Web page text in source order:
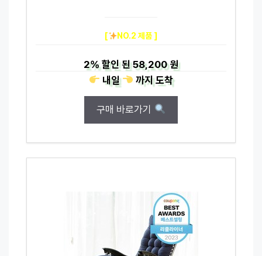
[ NO.2 제품 ]
2%할인 된58,200 원
내일
까지도착
구매 바로가기